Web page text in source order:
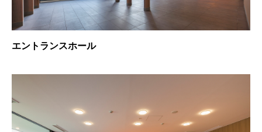
エントランスホール